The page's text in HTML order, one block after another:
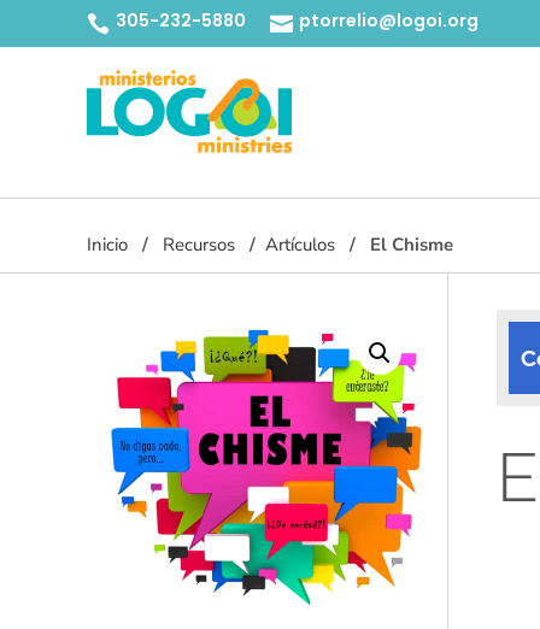
 305-232-5880  ptorrelio@logoi.org
Inicio Recursos Artículos El Chisme